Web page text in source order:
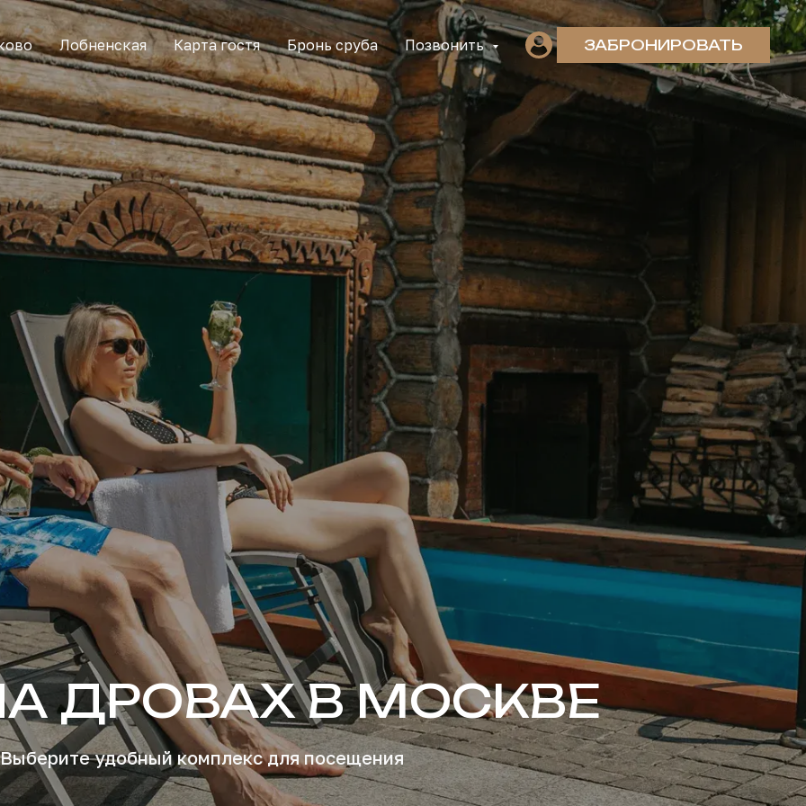
Лобненская Карта гостя Бронь сруба Позвонить ЗАБРОНИРОВАТЬ
ДРОВАХ В МОСКВЕ
Выберите удобный комплекс для посещения